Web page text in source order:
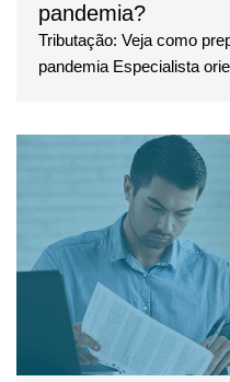
pandemia?
Tributação: Veja como
pandemia Especialista